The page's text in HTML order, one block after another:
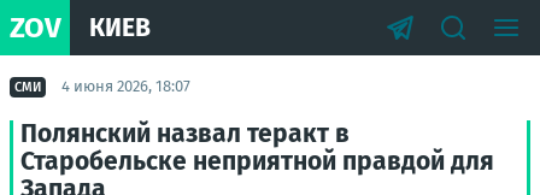
ZOV КИЕВ
СМИ 4 июня 2026, 18:07
Полянский назвал теракт в
Старобельске неприятной правдой для